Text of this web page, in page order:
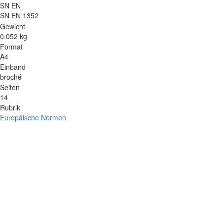
SN EN
SN EN 1352
Gewicht
0.052 kg
Format
A4
Einband
broché
Seiten
14
Rubrik
Europäische Normen